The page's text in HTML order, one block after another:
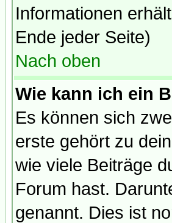
Informationen
Ende jeder Seite)
Nach oben
Wie kann ich ein
Es können sich
erste gehört zu
wie viele Beiträge
Forum hast.
genannt. Dies ist